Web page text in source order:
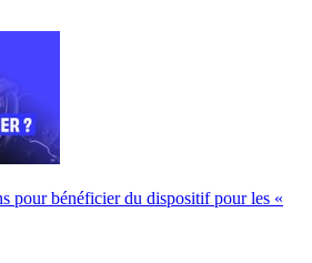
pour bénéficier du dispositif pour les «